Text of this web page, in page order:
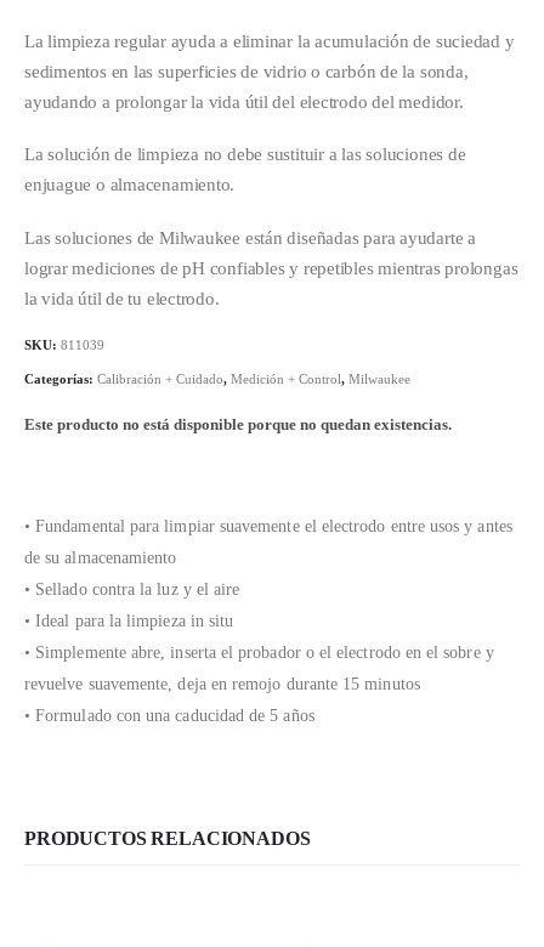
La limpieza regular ayuda a eliminar la acumulación de suciedad y
sedimentos en las superficies de vidrio o carbón de la sonda,
ayudando a prolongar la vida útil del electrodo del medidor.
La solución de limpieza no debe sustituir a las soluciones de
enjuague o almacenamiento.
Las soluciones de Milwaukee están diseñadas para ayudarte a
lograr mediciones de pH confiables y repetibles mientras prolongas
la vida útil de tu electrodo.
SKU: 811039
Categorías: Calibración + Cuidado, Medición + Control, Milwaukee
Este producto no está disponible porque no quedan existencias.
• Fundamental para limpiar suavemente el electrodo entre usos y antes
de su almacenamiento
• Sellado contra la luz y el aire
• Ideal para la limpieza in situ
• Simplemente abre, inserta el probador o el electrodo en el sobre y
revuelve suavemente, deja en remojo durante 15 minutos
• Formulado con una caducidad de 5 años
PRODUCTOS RELACIONADOS